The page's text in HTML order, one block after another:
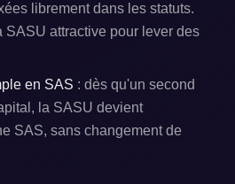
librement dans les statuts.
SASU attractive pour lever des
en SAS : dès qu'un second
la SASU devient
SAS, sans changement de